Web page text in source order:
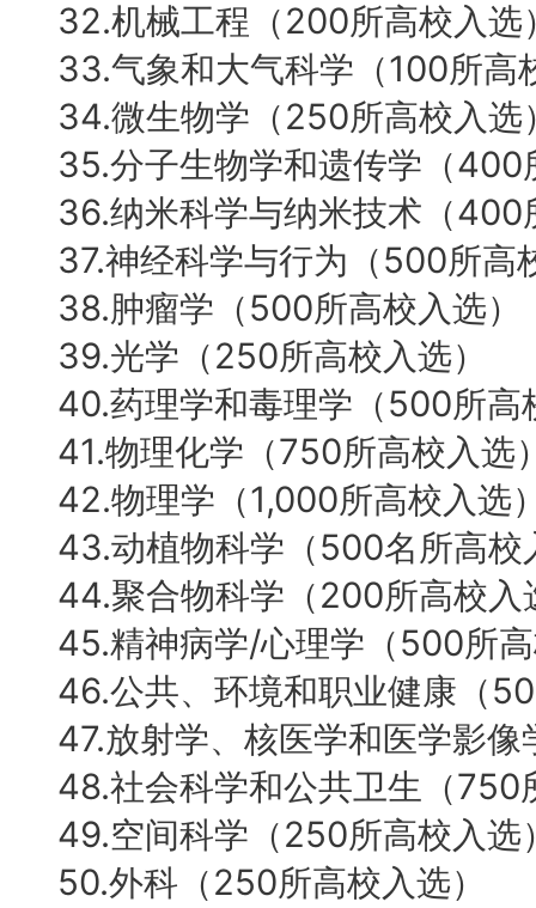
32.机械工程（200所高校入选
33.气象和大气科学（100所高
34.微生物学（250所高校入选
35.分子生物学和遗传学（400
36.纳米科学与纳米技术（400
37.神经科学与行为（500所高
38.肿瘤学（500所高校入选）
39.光学（250所高校入选）
40.药理学和毒理学（500所高
41.物理化学（750所高校入选
42.物理学（1,000所高校入选
43.动植物科学（500名所高校
44.聚合物科学（200所高校入
45.精神病学/心理学（500所
46.公共、环境和职业健康（
47.放射学、核医学和医学影
48.社会科学和公共卫生（750
49.空间科学（250所高校入选
50.外科（250所高校入选）